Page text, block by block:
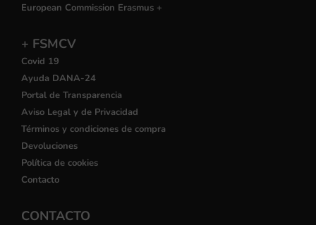
European Commission Erasmus +
+ FSMCV
Covid 19
Ayuda DANA-24
Portal de Transparencia
Aviso Legal y de Privacidad
Términos y condiciones de compra
Devoluciones
Política de cookies
Contacto
CONTACTO